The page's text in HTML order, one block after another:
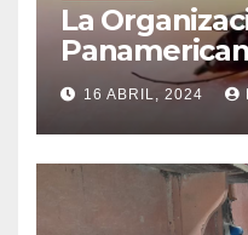
La
(OPS),
medidas
casos de
16 ABRIL, 2024